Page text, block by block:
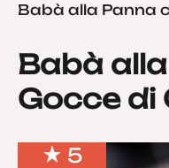
Babà alla Panna
Babà
Gocce di
5